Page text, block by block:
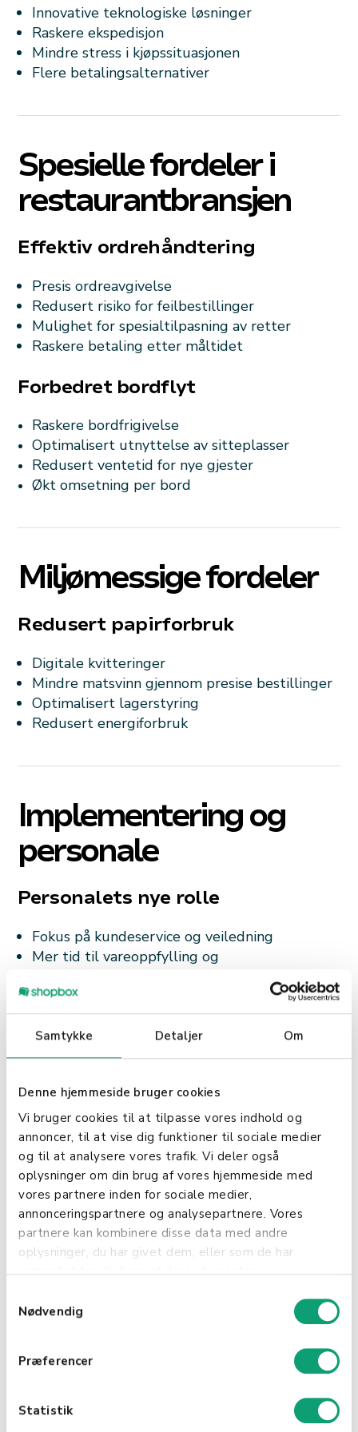
Samtykke Detaljer Om
Denne hjemmeside bruger cookies
Vi bruger cookies til at tilpasse vores indhold og
annoncer, til at vise dig funktioner til sociale medier
og til at analysere vores trafik. Vi deler også
oplysninger om din brug af vores hjemmeside med
vores partnere inden for sociale medier,
annonceringspartnere og analysepartnere. Vores
partnere kan kombinere disse data med andre
oplysninger, du har givet dem, eller som de har
Nødvendig
Præferencer
Statistik
Innovative teknologiske løsninger
Raskere ekspedisjon
Mindre stress i kjøpssituasjonen
Flere betalingsalternativer
Spesielle fordeler i
restaurantbransjen
Effektiv ordrehåndtering
Presis ordreavgivelse
Redusert risiko for feilbestillinger
Mulighet for spesialtilpasning av retter
Raskere betaling etter måltidet
Forbedret bordflyt
Raskere bordfrigivelse
Optimalisert utnyttelse av sitteplasser
Redusert ventetid for nye gjester
Økt omsetning per bord
Miljømessige fordeler
Redusert papirforbruk
Digitale kvitteringer
Mindre matsvinn gjennom presise bestillinger
Optimalisert lagerstyring
Redusert energiforbruk
Implementering og
personale
Personalets nye rolle
Fokus på kundeservice og veiledning
Mer tid til vareoppfylling og
Utvikling av nye ferdigheter
Større jobbsatisfaksjon
Opplæring og support
Enkel og intuitiv brukergrensesnitt
Løpende teknisk support
Grundig medarbeideropplæring
Effektiv feilbehandling
Sikkerhet og kontroll
Presis kasseoppgjør